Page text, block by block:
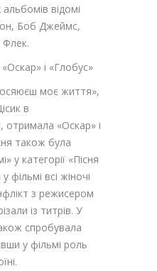
альбомів відомі
Боб Джеймс,
Флек.
і «Глобус»
осяюєш моє життя»,
в
отримала «Оскар» і
також була
у категорії «Пісня
фільмі всі жіночі
з режисером
із титрів. У
спробувала
у фільмі роль